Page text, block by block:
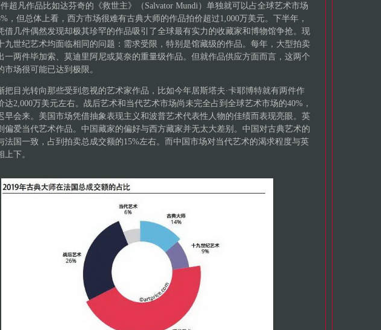
超凡作品比如达芬奇的《救世主》（Salvator Mundi）单独就可以占全球艺术市场
，但总体上看，西方市场很难有古典大师的作品拍价超过1,000万美元。下半年，
借几件偶然发现却极其珍罕的作品吸引了全球最有实力的收藏家和博物馆争抢。现
九世纪艺术均面临相同的问题：需求受限，特别是馆藏级的作品。每年，大型拍卖
一两件毕加索、莫迪里阿尼或莫奈的重量级作品。但就作品供应方面而言，这两个
市场很可能已达到极限。
把目光转向那些受到忽视的艺术家作品，比如今年居斯塔夫·卡耶博特就有两件作
达2,000万美元左右。战后艺术和当代艺术市场尚未完全占到全球艺术市场的40%，
早会来。美国市场凭借抽象表现主义和波普艺术代表性人物的佳绩而表现亮眼。英
偏爱当代艺术作品。中国藏家的偏好与西方藏家并无太大差别。中国对古典艺术的
法国一致，占到拍卖总成交额的15%左右。而中国市场对当代艺术的渴求程度与英
上下。